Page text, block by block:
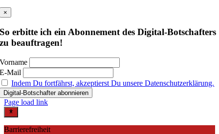
×
So erbitte ich ein Abonnement des Digital-Botschafters
zu beauftragen!
Vorname
E-Mail
Indem Du fortfährst, akzeptierst Du unsere Datenschutzerklärung.
Page load link
Barrierefreiheit